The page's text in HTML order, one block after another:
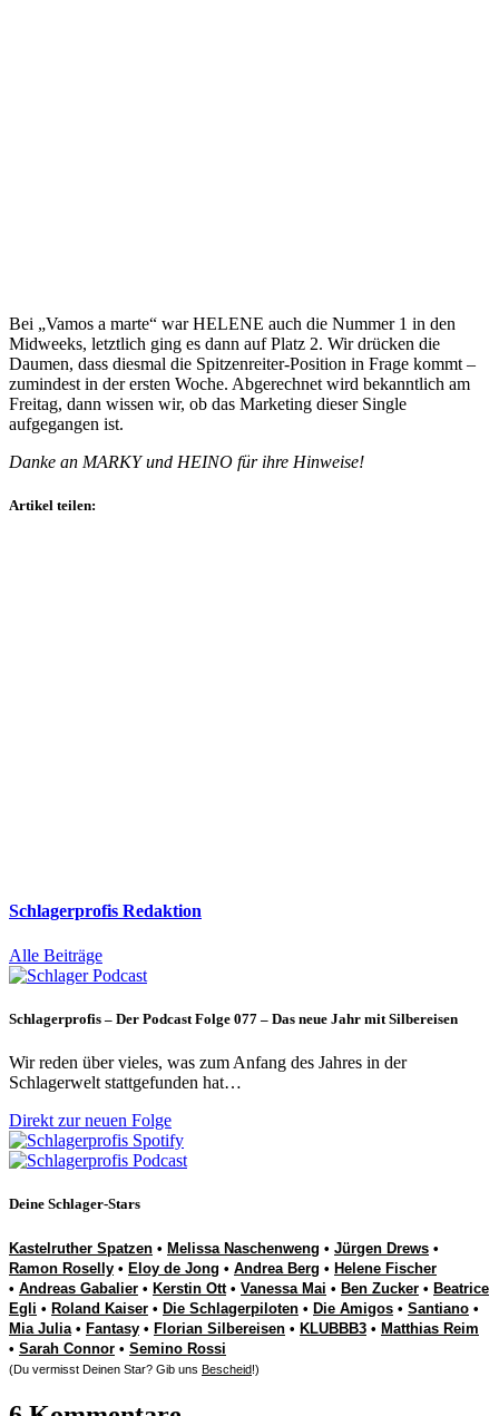
Bei „Vamos a marte“ war HELENE auch die Nummer 1 in den
Midweeks, letztlich ging es dann auf Platz 2. Wir drücken die
Daumen, dass diesmal die Spitzenreiter-Position in Frage kommt –
zumindest in der ersten Woche. Abgerechnet wird bekanntlich am
Freitag, dann wissen wir, ob das Marketing dieser Single
aufgegangen ist.
Danke an MARKY und HEINO für ihre Hinweise!
Artikel teilen:
Schlagerprofis Redaktion
Alle Beiträge
Schlagerprofis – Der Podcast Folge 077 – Das neue Jahr mit Silbereisen
Wir reden über vieles, was zum Anfang des Jahres in der
Schlagerwelt stattgefunden hat…
Direkt zur neuen Folge
Deine Schlager-Stars
Kastelruther Spatzen • Melissa Naschenweng • Jürgen Drews •
Ramon Roselly • Eloy de Jong • Andrea Berg • Helene Fischer
• Andreas Gabalier • Kerstin Ott• Vanessa Mai • Ben Zucker • Beatrice
Egli • Roland Kaiser • Die Schlagerpiloten • Die Amigos • Santiano •
Mia Julia• Fantasy • Florian Silbereisen • KLUBBB3 • Matthias Reim
• Sarah Connor • Semino Rossi
(Du vermisst Deinen Star? Gib uns Bescheid!)